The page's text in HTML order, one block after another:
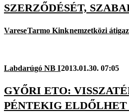
SZERZŐDÉSÉT,
VareseTarmo Kinknemzetközi
Labdarúgó NB I2013.01.30. 07:05
GYŐRI ETO:
PÉNTEKIG ELDŐLHET